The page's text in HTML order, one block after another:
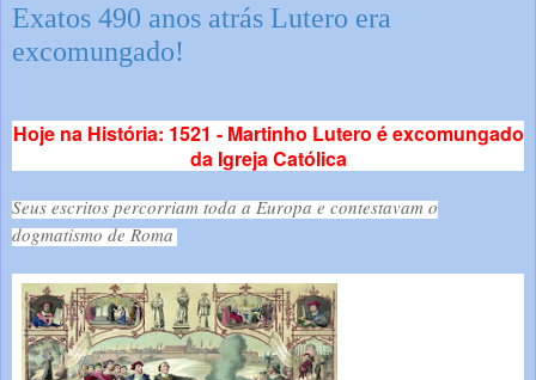
Exatos 490 anos atrás Lutero era
excomungado!
Hoje na História: 1521 - Martinho Lutero é excomungado
da Igreja Católica
Seus escritos percorriam toda a Europa e contestavam o
dogmatismo de Roma